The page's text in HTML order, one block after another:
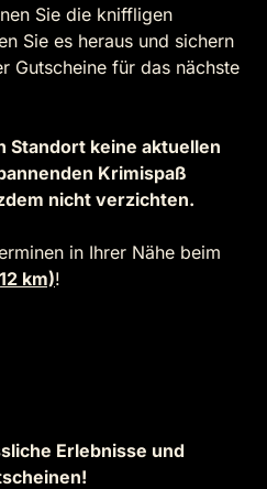
Sie die kniffligen
Sie es heraus und sichern
Gutscheine für das nächste
Standort keine aktuellen
Krimispaß
nicht verzichten.
in Ihrer Nähe beim
km)!
Erlebnisse und